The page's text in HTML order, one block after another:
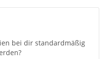
bei dir standardmäßig